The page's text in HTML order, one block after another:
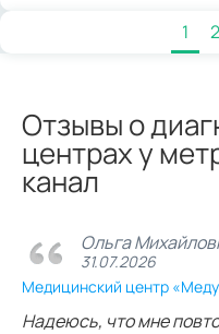
1 2
Отзывы о
центрах у
канал
Ольга
31.07.2026
Медицинский центр
Надеюсь, что мне